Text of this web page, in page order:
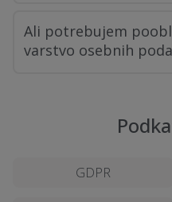
Ali potrebujem
varstvo osebnih
GDPR